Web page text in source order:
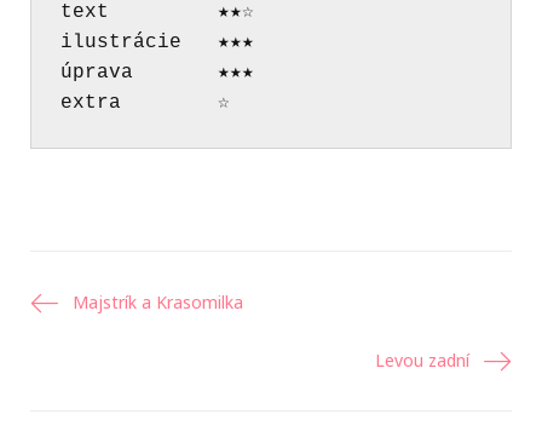
text         ★★☆
ilustrácie   ★★★
úprava       ★★★
extra        ☆
Navigácia
Majstrík a Krasomilka
Levou zadní